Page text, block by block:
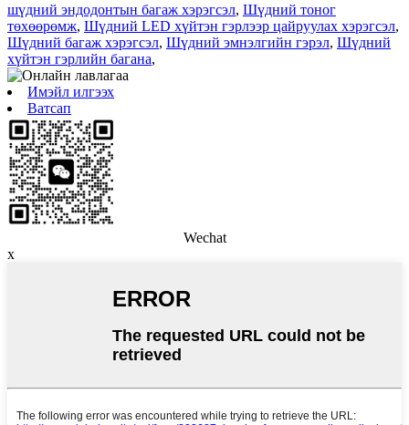
шүдний эндодонтын багаж хэрэгсэл, Шүдний тоног
төхөөрөмж, Шүдний LED хүйтэн гэрлээр цайруулах хэрэгсэл,
Шүдний багаж хэрэгсэл, Шүдний эмнэлгийн гэрэл, Шүдний
хүйтэн гэрлийн багана,
Имэйл илгээх
Ватсап
Wechat
x